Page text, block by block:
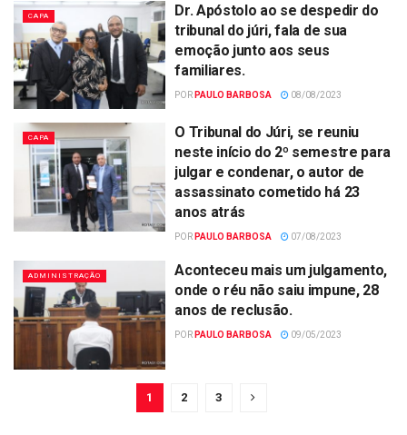
CAPA
Dr. Apóstolo ao se despedir do
tribunal do júri, fala de sua
emoção junto aos seus
familiares.
POR PAULO BARBOSA 08/08/2023
CAPA
O Tribunal do Júri, se reuniu
neste início do 2º semestre para
julgar e condenar, o autor de
assassinato cometido há 23
anos atrás
POR PAULO BARBOSA 07/08/2023
ADMINISTRAÇÃO
Aconteceu mais um julgamento,
onde o réu não saiu impune, 28
anos de reclusão.
POR PAULO BARBOSA 09/05/2023
1 2 3